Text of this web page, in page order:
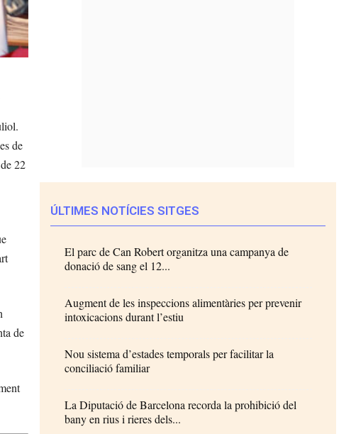
de
22
de
ÚLTIMES NOTÍCIES SITGES
El parc de Can Robert organitza una campanya de
donació de sang el 12...
Augment de les inspeccions alimentàries per prevenir
intoxicacions durant l’estiu
Nou sistema d’estades temporals per facilitar la
conciliació familiar
La Diputació de Barcelona recorda la prohibició del
bany en rius i rieres dels...